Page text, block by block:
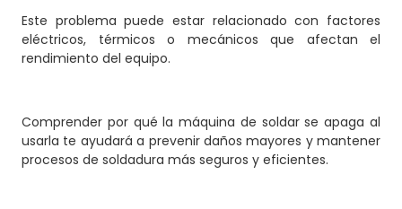
Este problema puede estar relacionado con factores
eléctricos, térmicos o mecánicos que afectan el
rendimiento del equipo.
Comprender por qué la máquina de soldar se apaga al
usarla te ayudará a prevenir daños mayores y mantener
procesos de soldadura más seguros y eficientes.